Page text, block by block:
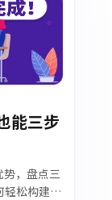
能三步
，盘点三
轻松构建高